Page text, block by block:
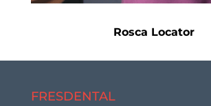
Rosca Locator
FRESDENTAL